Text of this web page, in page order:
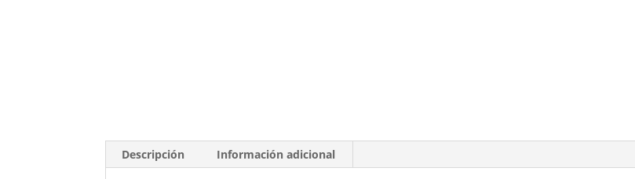
Descripción Información adicional